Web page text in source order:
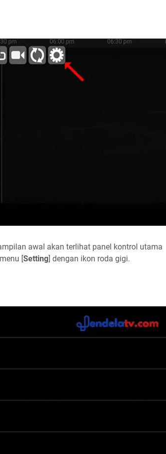
awal akan terlihat panel kontrol utama
[Setting] dengan ikon roda gigi.